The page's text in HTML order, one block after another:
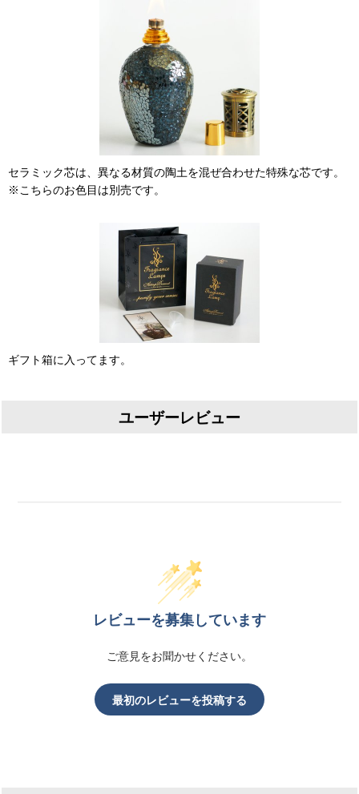
セラミック芯は、異なる材質の陶土を混ぜ合わせた特殊な芯です。
※こちらのお色目は別売です。
ギフト箱に入ってます。
ユーザーレビュー
レビューを募集しています
ご意見をお聞かせください。
最初のレビューを投稿する